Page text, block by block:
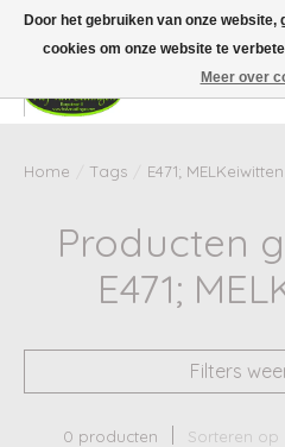
Wij zijn gesloten van 24 december tot en
dat de levertijd van uw bestelling in deze
gebruikelijk.
Home Tags E471; MELKeiwitten
Producten
E471;
Filters
0 producten Sorteren op
Door het gebruiken van onze
cookies om onze website te
Meer over